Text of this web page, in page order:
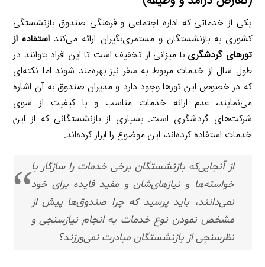
یکی از خدماتی که اداره اجتماعی و فرهنگی صندوق بازنشستگی
کشوری به بازنشستگان و مستمری‌بگیران ارائه می‌کند استفاده از
تورهای گردشگری با میزانی از تخفیف است تا این افراد بتوانند در
طول سال از خدمات مربوط به سفر نیز بهره‌مند شوند اما نکته‌ای
که در خصوص این تورها وجود دارد و مدیران صندوق به آن اشاره
می‌نمایند، عدم ارائه خدمات مناسب و با کیفیت از سوی
شرکت‌های گردشگری است. بسیاری از بازنشستگانی که از این
خدمات استفاده کرده‌اند، این موضوع را ابراز کرده‌اند.
از آنجایی‌که بازنشستگان برخی خدمات را سازگار با
خواسته‌ها و نیازهای‌شان و مفید فایده برای خود
نمی‌دانند، باید پرسید که چرا صندوق‌ها پیش از
مشخص نمودن نوع خدمات به انجام نیازسنجی و
نظرسنجی از بازنشستگان مبادرت نمی‌ورزند؟